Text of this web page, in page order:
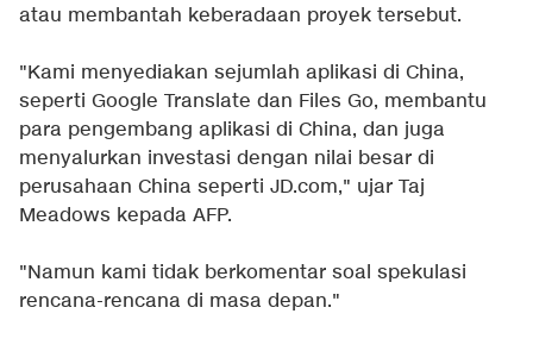
atau membantah keberadaan proyek tersebut.
"Kami menyediakan sejumlah aplikasi di China,
seperti Google Translate dan Files Go, membantu
para pengembang aplikasi di China, dan juga
menyalurkan investasi dengan nilai besar di
perusahaan China seperti JD.com," ujar Taj
Meadows kepada AFP.
"Namun kami tidak berkomentar soal spekulasi
rencana-rencana di masa depan."